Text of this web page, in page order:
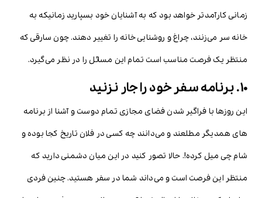
زمانی کارآمدتر خواهد بود که به آشنایان خود بسپارید زمانیکه به
خانه سر می‌زنند، چراغ و روشنایی خانه را تغییر دهند. چون سارقی که
منتظر یک فرصت مناسب است تمام این مسائل را در نظر می‌گیرد.
10. برنامه سفر خود را جار نزنید
این روزها با فراگیر شدن فضای مجازی تمام دوست و آشنا از برنامه
های همدیگر مطلعند و می‌دانند چه کسی در فلان تاریخ کجا بوده و
شام چی میل کرده!. حالا تصور کنید در این میان دشمنی دارید که
منتظر این فرصت است و می‌داند شما در سفر هستید. چنین فردی